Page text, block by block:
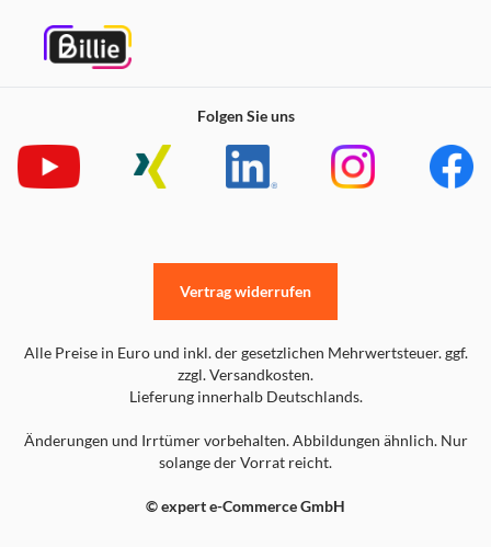
Folgen Sie uns
Alle Preise in Euro und inkl. der gesetzlichen Mehrwertsteuer. ggf.
zzgl. Versandkosten.
Lieferung innerhalb Deutschlands.
Änderungen und Irrtümer vorbehalten. Abbildungen ähnlich. Nur
solange der Vorrat reicht.
© expert e-Commerce GmbH
Vertrag widerrufen